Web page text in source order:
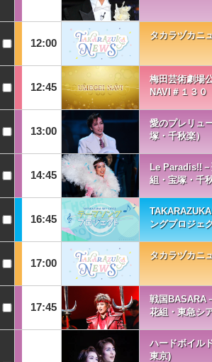
12:00
タカラヅカニ
12:45
梅田芸術劇場
NAVI＃１３０
13:00
愛のプレリュ
塚・千秋楽）
14:45
Le Paradis!!
組・宝塚・千
16:45
ングプロジェ
17:00
タカラヅカニ
17:45
戦国BASARA
花組・東急シ
ハードボイル
東京)